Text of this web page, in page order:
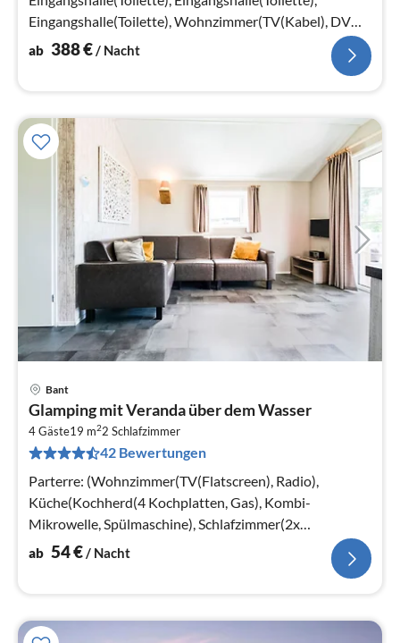
Eingangshalle(Toilette), Wohnzimmer(TV(Kabel), DVD-
Spieler, Radio), Wohnzimmer(TV(Kabel)
ab 388€/ Nacht
Bant
Glamping mit Veranda über dem Wasser
4 Gäste19 m22 Schlafzimmer
42 Bewertungen
Parterre: (Wohnzimmer(TV(Flatscreen), Radio),
Küche(Kochherd(4 Kochplatten, Gas), Kombi-
Mikrowelle, Spülmaschine), Schlafzimmer(2x
Einzelbett(Boxspring))
ab 54€/ Nacht